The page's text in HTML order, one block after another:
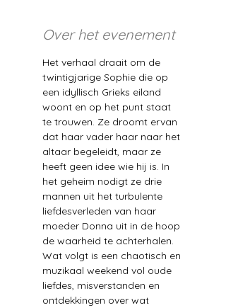
Over het evenement
Het verhaal draait om de
twintigjarige Sophie die op
een idyllisch Grieks eiland
woont en op het punt staat
te trouwen. Ze droomt ervan
dat haar vader haar naar het
altaar begeleidt, maar ze
heeft geen idee wie hij is. In
het geheim nodigt ze drie
mannen uit het turbulente
liefdesverleden van haar
moeder Donna uit in de hoop
de waarheid te achterhalen.
Wat volgt is een chaotisch en
muzikaal weekend vol oude
liefdes, misverstanden en
ontdekkingen over wat